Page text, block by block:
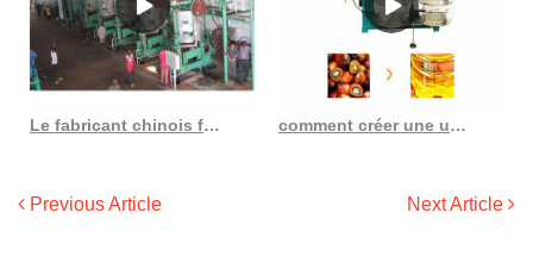
Le fabricant chinois fournit une machine de raffinage d’huile de palmiste comment créer une usine de raffinage d’huile de palmiste en Afrique
Previous Article Next Article